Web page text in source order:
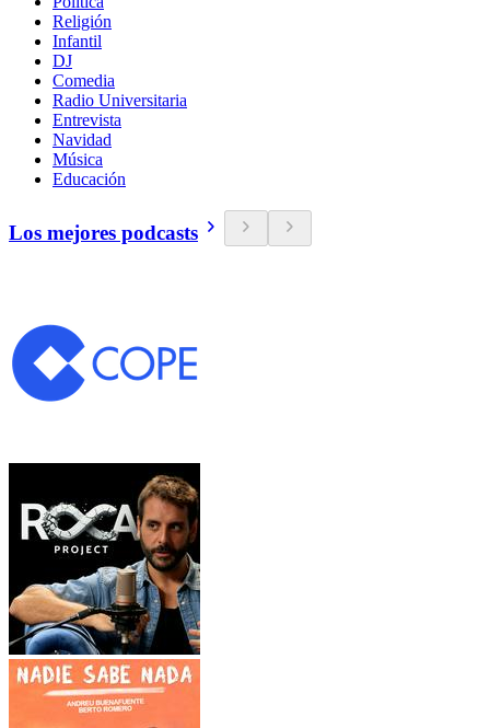
Religión
Infantil
DJ
Comedia
Radio Universitaria
Entrevista
Navidad
Música
Educación
Los mejores podcasts